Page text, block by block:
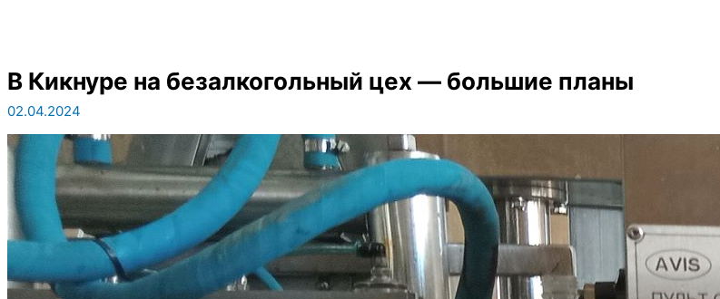
В Кикнуре на безалкогольный цех — большие планы
02.04.2024